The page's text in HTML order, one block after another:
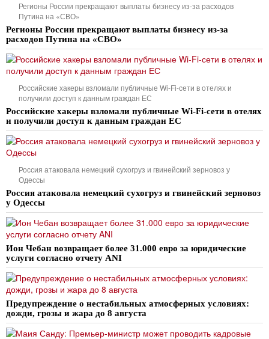
Регионы России прекращают выплаты бизнесу из-за расходов
Путина на «СВО»
Регионы России прекращают выплаты бизнесу из-за
расходов Путина на «СВО»
Российские хакеры взломали публичные Wi-Fi-сети в отелях и
получили доступ к данным граждан ЕС
Российские хакеры взломали публичные Wi-Fi-сети в отелях
и получили доступ к данным граждан ЕС
Россия атаковала немецкий сухогруз и гвинейский зерновоз у
Одессы
Россия атаковала немецкий сухогруз и гвинейский зерновоз
у Одессы
Ион Чебан возвращает более 31.000 евро за юридические
услуги согласно отчету ANI
Предупреждение о нестабильных атмосферных условиях:
дожди, грозы и жара до 8 августа